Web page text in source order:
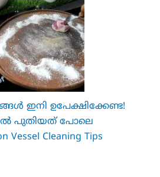
ഇനി ഉപേക്ഷിക്കേണ്ട!
പുതിയത് പോലെ
Vessel Cleaning Tips